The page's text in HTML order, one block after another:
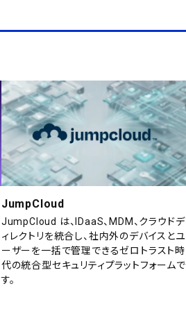
JumpCloud
JumpCloud は、IDaaS、MDM、クラウドデ
ィレクトリを統合し、社内外のデバイスとユ
ーザーを一括で管理できるゼロトラスト時
代の統合型セキュリティプラットフォームで
す。